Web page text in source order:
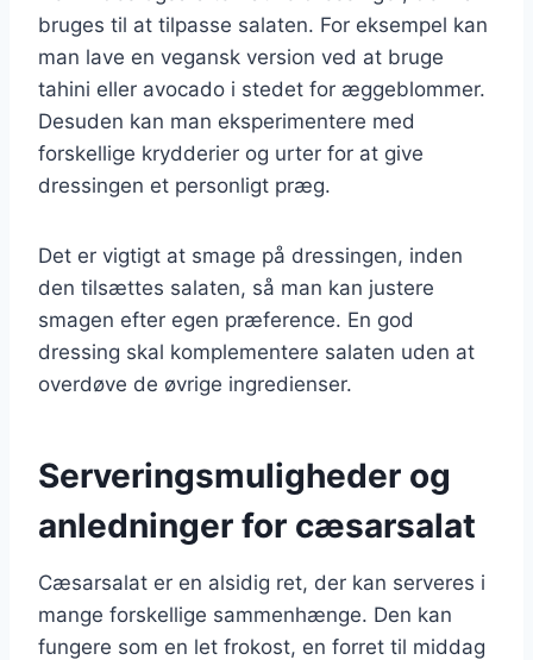
bruges til at tilpasse salaten. For eksempel kan
man lave en vegansk version ved at bruge
tahini eller avocado i stedet for æggeblommer.
Desuden kan man eksperimentere med
forskellige krydderier og urter for at give
dressingen et personligt præg.
Det er vigtigt at smage på dressingen, inden
den tilsættes salaten, så man kan justere
smagen efter egen præference. En god
dressing skal komplementere salaten uden at
overdøve de øvrige ingredienser.
Serveringsmuligheder og
anledninger for cæsarsalat
Cæsarsalat er en alsidig ret, der kan serveres i
mange forskellige sammenhænge. Den kan
fungere som en let frokost, en forret til middag